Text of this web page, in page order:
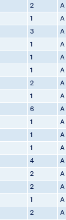
2 A
1 A
3 A
1 A
1 A
1 A
2 A
1 A
6 A
1 A
1 A
1 A
4 A
2 A
2 A
1 A
2 A